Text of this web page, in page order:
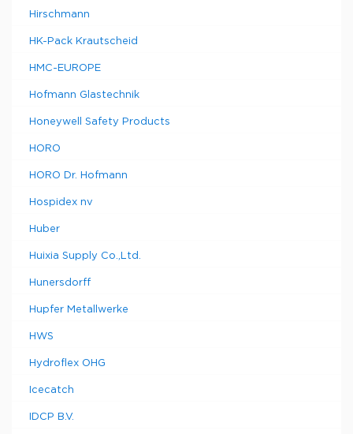
Hirschmann
HK-Pack Krautscheid
HMC-EUROPE
Hofmann Glastechnik
Honeywell Safety Products
HORO
HORO Dr. Hofmann
Hospidex nv
Huber
Huixia Supply Co.,Ltd.
Hunersdorff
Hupfer Metallwerke
HWS
Hydroflex OHG
Icecatch
IDCP B.V.